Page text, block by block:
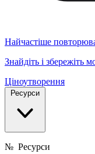
Найчастіше
Знайдіть і збережіть
Ціноутворення
Ресурси
№ Ресурси